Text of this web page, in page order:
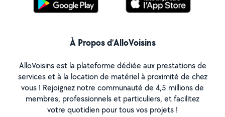
À Propos d’AlloVoisins
AlloVoisins est la plateforme dédiée aux prestations de
services et à la location de matériel à proximité de chez
vous ! Rejoignez notre communauté de 4,5 millions de
membres, professionnels et particuliers, et facilitez
votre quotidien pour tous vos projets !